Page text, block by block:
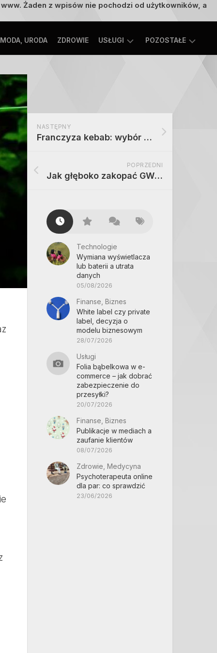
Żaden z wpisów nie pochodzi od użytkowników, a
MODA, URODA ZDROWIE USŁUGI POZOSTAŁE
TRANSPORT
NASTĘPNY
Franczyza kebab: wybór miejsca dla mobilnego punktu
POPRZEDNI
Jak głęboko zakopać GWC pod domem: kryteria
Technologie
Wymiana wyświetlacza
lub baterii a utrata
danych
05/08/2026
Finanse, Biznes
White label czy private
label, decyzja o
modelu biznesowym
28/07/2026
Usługi
Folia bąbelkowa w e-
commerce – jak dobrać
zabezpieczenie do
przesyłki?
20/07/2026
Finanse, Biznes
Publikacje w mediach a
zaufanie klientów
08/07/2026
Zdrowie, Medycyna
Psychoterapeuta online
dla par: co sprawdzić
23/06/2026